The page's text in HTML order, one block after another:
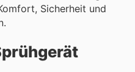
Sicherheit und